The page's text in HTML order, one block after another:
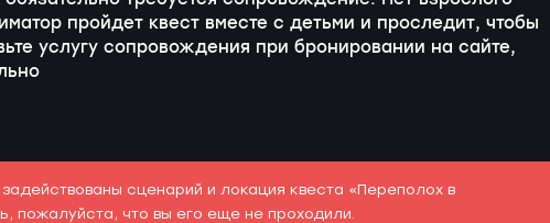
пройдет квест вместе с детьми и проследит, чтобы
услугу сопровождения при бронировании на сайте,
сценарий и локация квеста «Переполох в
пожалуйста, что вы его еще не проходили.